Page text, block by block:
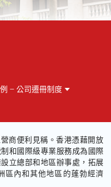
– 公司遷冊制度
商便利見稱。香港憑藉開放
和國際級專業服務成為國際
立總部和地區辦事處，拓展
區內和其他地區的蓬勃經濟